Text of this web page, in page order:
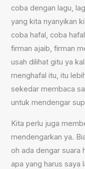
coba dengan lagu,
yang kita nyanyikan
coba hafal, coba
firman ajaib, firman
usah dilihat gitu ya
menghafal itu, itu
sekedar membaca
untuk mendengar
Kita perlu juga
mendengarkan ya.
oh ada dengar suara
apa yang harus saya